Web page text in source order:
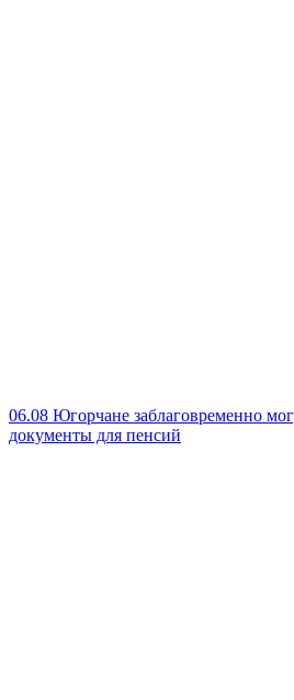
06.08 Югорчане заблаговременно
документы для пенсий